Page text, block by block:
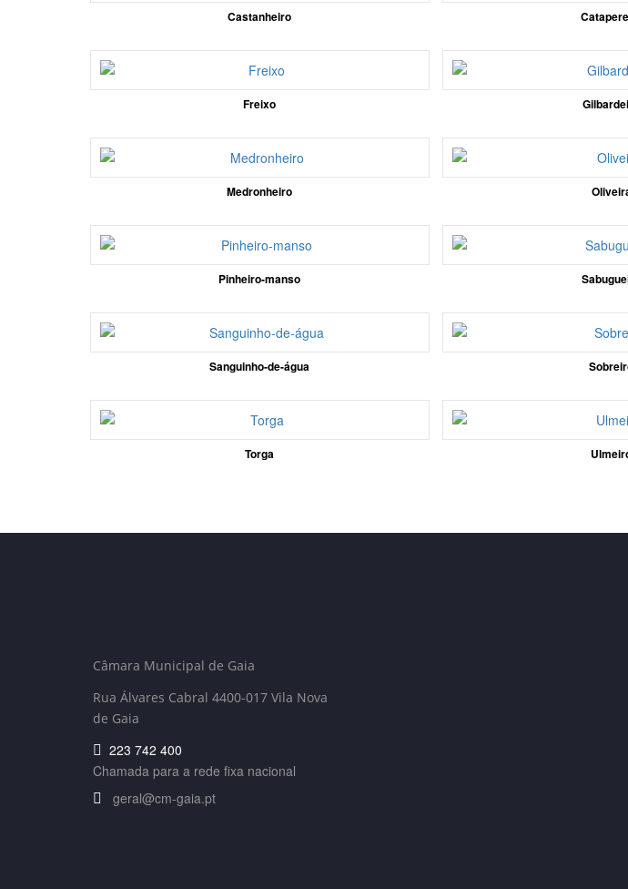
Castanheiro
Freixo
Medronheiro
Pinheiro-manso
Sanguinho-de-água
Torga
Câmara Municipal de Gaia
Rua Álvares Cabral 4400-017 Vila Nova
de Gaia
223 742 400
Chamada para a rede fixa nacional
geral@cm-gaia.pt